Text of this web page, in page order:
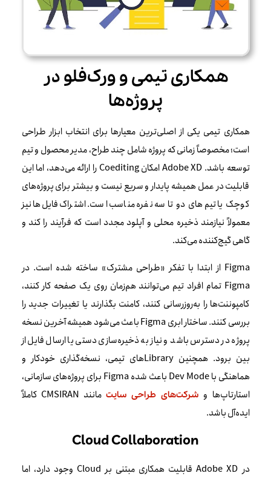
همکاری تیمی و ورک‌فلو در
پروژه‌ها
همکاری تیمی یکی از اصلی‌ترین معیارها برای انتخاب ابزار طراحی
است؛ مخصوصاً زمانی که پروژه شامل چند طراح، مدیر محصول و تیم
توسعه باشد. Adobe XD امکان Coediting را ارائه می‌دهد، اما این
قابلیت در عمل همیشه پایدار و سریع نیست و بیشتر برای پروژه‌های
کوچک یا تیم‌های دو تا سه نفره مناسب است. اشتراک فایل‌ها نیز
معمولاً نیازمند ذخیره محلی و آپلود مجدد است که فرآیند را کند و
گاهی گیج‌کننده می‌کند.
Figma از ابتدا با تفکر «طراحی مشترک» ساخته شده است. در
Figma تمام افراد تیم می‌توانند هم‌زمان روی یک صفحه کار کنند،
کامپوننت‌ها را به‌روزرسانی کنند، کامنت بگذارند یا تغییرات جدید را
بررسی کنند. ساختار ابری Figma باعث می‌شود همیشه آخرین نسخه
پروژه در دسترس باشد و نیاز به ذخیره‌سازی دستی یا ارسال فایل از
بین برود. همچنین Libraryهای تیمی، نسخه‌گذاری خودکار و
هماهنگی با Dev Mode باعث شده Figma برای پروژه‌های سازمانی،
استارتاپ‌ها و شرکت‌های طراحی سایت
مانند CMSIRAN کاملاً
ایده‌آل باشد.
Cloud Collaboration
در Adobe XD قابلیت همکاری مبتنی بر Cloud وجود دارد، اما